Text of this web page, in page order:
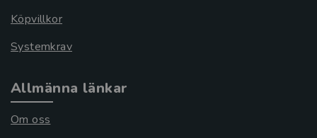
Köpvillkor
Systemkrav
Allmänna länkar
Om oss